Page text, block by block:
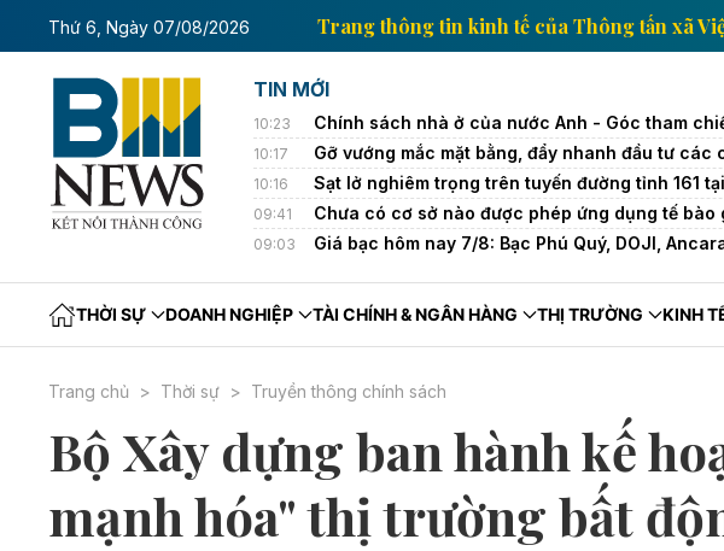
Thứ 6, Ngày 07/08/2026
tế của Thông tấn xã Việt Nam Trang thông tin kinh tế của Thông
TIN MỚI
10:23 Chính sách nhà ở của nước Anh - Góc tham
10:17 Gỡ vướng mắc mặt bằng, đẩy nhanh đầu tư các
10:16 Sạt lở nghiêm trọng trên tuyến đường tỉnh 161
09:41 Chưa có cơ sở nào được phép ứng dụng tế bào
09:03 Giá bạc hôm nay 7/8: Bạc Phú Quý, DOJI,
THỜI SỰ DOANH NGHIỆP TÀI CHÍNH & NGÂN HÀNG THỊ TRƯỜNG KINH
Trang chủ Thời sự Truyền thông chính sách
Bộ Xây dựng ban hành kế
mạnh hóa" thị trường bất